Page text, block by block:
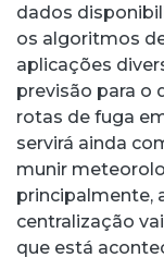
dados
os algoritmos
aplicações
previsão para o
rotas de fuga
servirá ainda
munir
principalmente,
centralização
que está